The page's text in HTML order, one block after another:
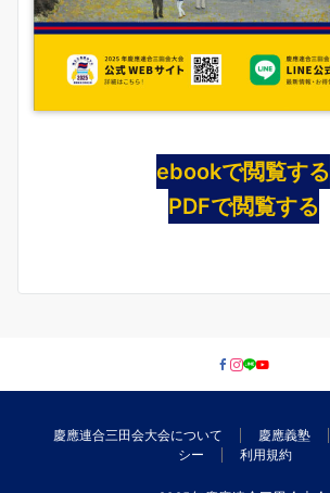
ebookで閲覧する
PDFで閲覧する
慶應連合三田会大会について 慶應義塾
シー
利用規約